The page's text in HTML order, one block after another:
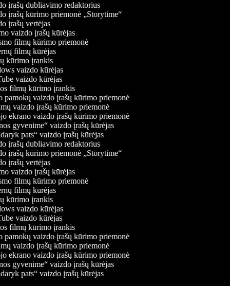
įrašų dubliavimo redaktorius
įrašų kūrimo priemonė „Storytime“
įrašų vertėjas
vaizdo įrašų kūrėjas
filmų kūrimo priemonė
filmų kūrėjas
kūrimo įrankis
vaizdo kūrėjas
vaizdo kūrėjas
filmų kūrimo įrankis
vaizdo įrašų kūrimo priemonė
vaizdo įrašų kūrimo priemonė
ekrano vaizdo įrašų kūrimo priemonė
gyvenime“ vaizdo įrašų kūrėjas
pats“ vaizdo įrašų kūrėjas
įrašų dubliavimo redaktorius
įrašų kūrimo priemonė „Storytime“
įrašų vertėjas
vaizdo įrašų kūrėjas
filmų kūrimo priemonė
filmų kūrėjas
kūrimo įrankis
vaizdo kūrėjas
vaizdo kūrėjas
filmų kūrimo įrankis
vaizdo įrašų kūrimo priemonė
vaizdo įrašų kūrimo priemonė
ekrano vaizdo įrašų kūrimo priemonė
gyvenime“ vaizdo įrašų kūrėjas
pats“ vaizdo įrašų kūrėjas